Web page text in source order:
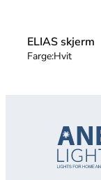
ELIAS skjerm
Farge:Hvit